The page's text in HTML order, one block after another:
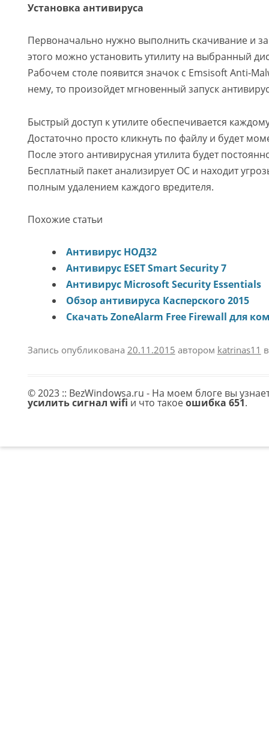
Установка антивируса
Первоначально нужно выполнить скачивание и
этого можно установить утилиту на выбранный
Рабочем столе появится значок с Emsisoft Anti-
нему, то произойдет мгновенный запуск
Быстрый доступ к утилите обеспечивается
Достаточно просто кликнуть по файлу и будет
После этого антивирусная утилита будет
Бесплатный пакет анализирует ОС и находит
полным удалением каждого вредителя.
Похожие статьи
Антивирус НОД32
Антивирус ESET Smart Security 7
Антивирус Microsoft Security Essentials
Обзор антивируса Касперского 2015
Скачать ZoneAlarm Free Firewall для
Запись опубликована 20.11.2015 автором katrinas11
© 2023 :: BezWindowsa.ru - На моем блоге вы
усилить сигнал wifi и что такоеошибка 651.